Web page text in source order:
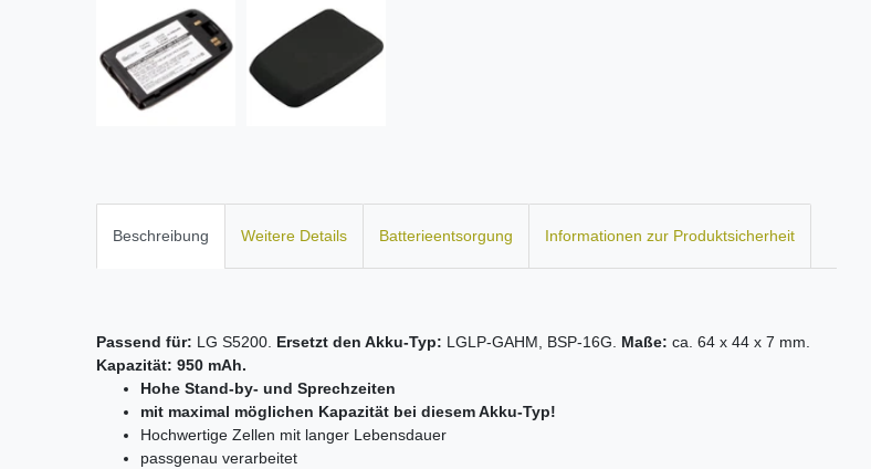
Beschreibung Weitere Details Batterieentsorgung Informationen zur Produktsicherheit
Passend für: LG S5200. Ersetzt den Akku-Typ: LGLP-GAHM, BSP-16G. Maße: ca. 64 x 44 x 7 mm.
Kapazität: 950 mAh.
Hohe Stand-by- und Sprechzeiten
mit maximal möglichen Kapazität bei diesem Akku-Typ!
Hochwertige Zellen mit langer Lebensdauer
passgenau verarbeitet